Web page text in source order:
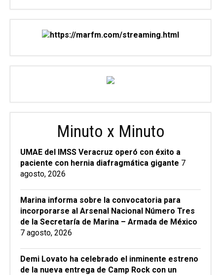
Minuto x Minuto
UMAE del IMSS Veracruz operó con éxito a
paciente con hernia diafragmática gigante 7
agosto, 2026
Marina informa sobre la convocatoria para
incorporarse al Arsenal Nacional Número Tres
de la Secretaría de Marina – Armada de México
7 agosto, 2026
Demi Lovato ha celebrado el inminente estreno
de la nueva entrega de Camp Rock con un